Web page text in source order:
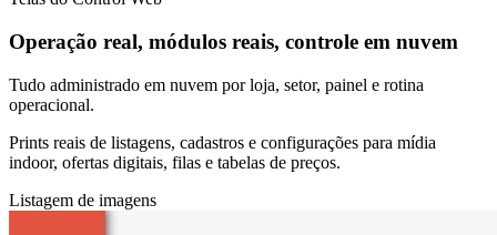
Operação real, módulos reais, controle em nuvem
Tudo administrado em nuvem por loja, setor, painel e rotina
operacional.
Prints reais de listagens, cadastros e configurações para mídia
indoor, ofertas digitais, filas e tabelas de preços.
Listagem de imagens